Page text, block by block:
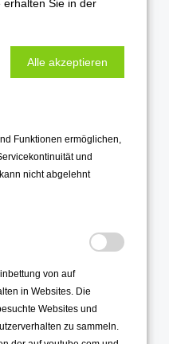
erhalten Sie in der
Alle akzeptieren
Funktionen ermöglichen,
und
nicht abgelehnt
von auf
in Websites. Die
Websites und
zu sammeln.